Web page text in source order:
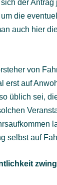
der
die
auch hier
von
erst auf
üblich sei,
selbst auf